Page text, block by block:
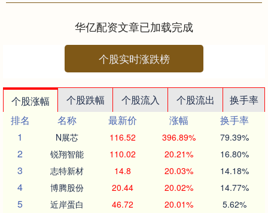
（513260）午后猛攻涨超2....
华亿配资文章已加载完成
个股实时涨跌榜
个股涨幅 个股跌幅 个股流入 个股流出
换手率
排名
名称 最新价 涨幅
换手率
1
N展芯 116.52 396.89% 79.39%
2 锐翔智能 110.02 20.21% 16.80%
3 志特新材 14.8 20.03% 14.18%
4 博腾股份 20.44 20.02% 14.77%
5 近岸蛋白 46.72 20.01% 5.62%